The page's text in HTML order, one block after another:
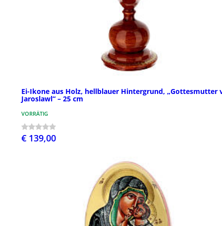
Ei-Ikone aus Holz, hellblauer Hintergrund, „Gottesmutter
Jaroslawl“ – 25 cm
VORRÄTIG
€ 139,00